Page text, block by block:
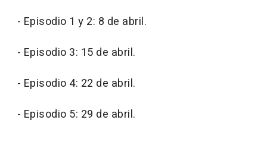
- Episodio 1 y 2: 8 de abril.
- Episodio 3: 15 de abril.
- Episodio 4: 22 de abril.
- Episodio 5: 29 de abril.